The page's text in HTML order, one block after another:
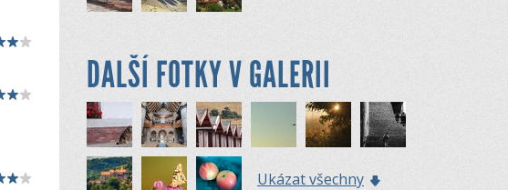
DALŠÍ FOTKY V GALERII
Ukázat všechny